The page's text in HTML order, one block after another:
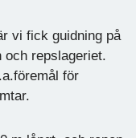
vi fick guidning på
och repslageriet.
för